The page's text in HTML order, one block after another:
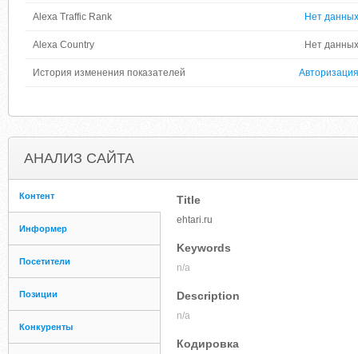
Alexa Traffic Rank Нет данных
Alexa Country Нет данных
История изменения показателей Авторизация
АНАЛИЗ САЙТА
Контент
Информер
Посетители
Позиции
Конкуренты
Title
ehtari.ru
Keywords
n/a
Description
n/a
Кодировка